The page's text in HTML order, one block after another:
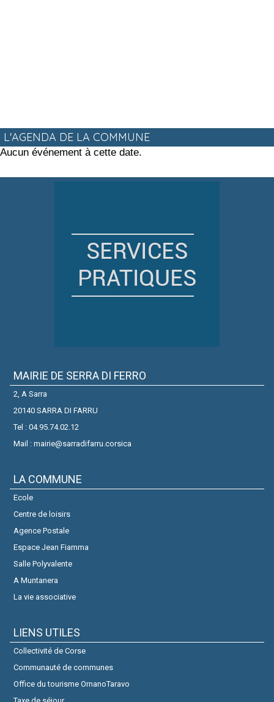
L'AGENDA DE LA COMMUNE
Aucun événement à cette date.
MAIRIE DE SERRA DI FERRO
2, A Sarra
20140 SARRA DI FARRU
Tel : 04.95.74.02.12
Mail : mairie@sarradifarru.corsica
LA COMMUNE
Ecole
Centre de loisirs
Agence Postale
Espace Jean Fiamma
Salle Polyvalente
A Muntanera
La vie associative
LIENS UTILES
Collectivité de Corse
Communauté de communes
Office du tourisme OrnanoTaravo